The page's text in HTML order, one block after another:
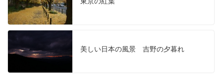
美しい日本の風景 吉野の夕暮れ